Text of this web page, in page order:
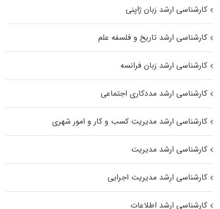
کارشناسی ارشد زبان ژاپنی
کارشناسی ارشد تاریخ و فلسفه علم
کارشناسی ارشد زبان فرانسه
کارشناسی ارشد مددکاری اجتماعی
کارشناسی ارشد مدیریت کسب و کار و امور شهری
کارشناسی ارشد مدیریت
کارشناسی ارشد مدیریت اجرایی
کارشناسی ارشد اطلاعات